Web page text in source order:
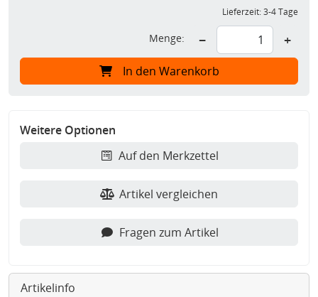
Lieferzeit:3-4 Tage
Menge: − +
In den Warenkorb
Weitere Optionen
Auf den Merkzettel
Artikel vergleichen
Fragen zum Artikel
Artikelinfo